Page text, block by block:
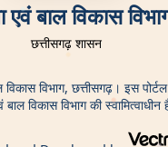
एवं बाल विकास
छत्तीसगढ़ शासन
विभाग, छत्तीसगढ़। इस
बाल विकास विभाग की स्वामित्वाधीन